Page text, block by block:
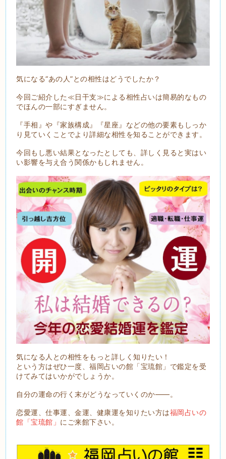
気になる“あの人”との相性はどうでしたか？
今回ご紹介した≪日干支≫による相性占いは簡易的なもの
でほんの一部にすぎません。
『手相』や『家族構成』『星座』などの他の要素もしっか
り見ていくことでより詳細な相性を知ることができます。
今回もし悪い結果となったとしても、詳しく見ると実はい
い影響を与え合う関係かもしれません。
気になる人との相性をもっと詳しく知りたい！
という方はぜひ一度、福岡占いの館「宝琉館」で鑑定を受
けてみてはいかがでしょうか。
自分の運命の行く末がどうなっていくのか――。
恋愛運、仕事運、金運、健康運を知りたい方は福岡占いの
館「宝琉館」 にご来館下さい。